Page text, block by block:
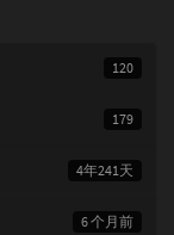
120
179
4年241天
6 个月前